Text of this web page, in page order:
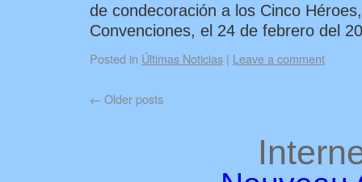
de condecoración a los Cinco
Convenciones, el 24 de febrero del
Posted in Últimas Noticias | Leave a comment
← Older posts